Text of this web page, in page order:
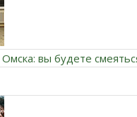
вы будете